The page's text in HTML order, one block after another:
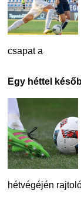
csapat a
Egy héttel
hétvégéjén